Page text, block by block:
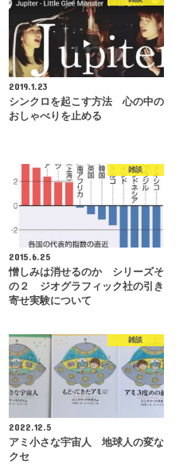
2019.1.23
シンクロを起こす方法 心の中の
おしゃべりを止める
雑談
2015.6.25
憎しみは消せるのか シリーズそ
の２ ジオグラフィック社の引き
寄せ実験について
雑談
2022.12.5
アミ小さな宇宙人 地球人の変な
クセ